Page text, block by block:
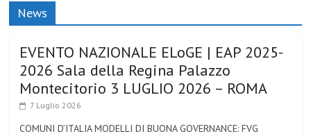
News
EVENTO NAZIONALE ELoGE | EAP 2025-
2026 Sala della Regina Palazzo
Montecitorio 3 LUGLIO 2026 – ROMA
7 Luglio 2026
COMUNI D’ITALIA MODELLI DI BUONA GOVERNANCE: FVG